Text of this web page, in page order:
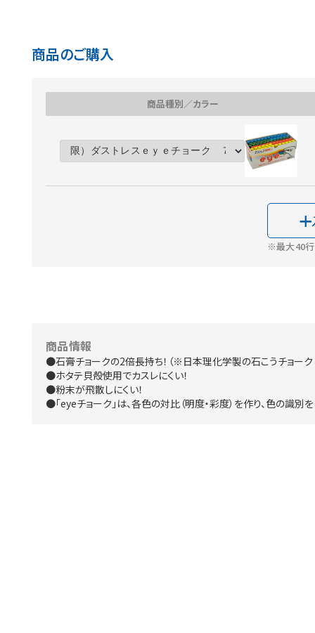
商品のご購入
商品種別／カラー
※最大40行
商品情報
●石膏チョークの2倍長持ち！（※日本理化学製の石こうチョーク
●ホタテ貝殻使用でカスレにくい！
●粉末が飛散しにくい！
●「eyeチョーク」は、各色の対比（明度・彩度）を作り、色の識別を